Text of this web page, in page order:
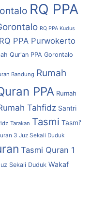
RQ PPA
RQ PPA Kudus
RQ PPA Purwokerto
Qur'an PPA Gorontalo
Bandung Rumah
PPA Rumah
Tahfidz Santri
Tarakan Tasmi Tasmi'
3 Juz Sekali Duduk
Tasmi Quran 1
Sekali Duduk Wakaf